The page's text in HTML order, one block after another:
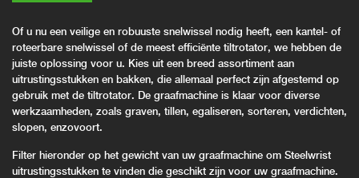
Of u nu een veilige en robuuste snelwissel nodig heeft, een kantel- of
roteerbare snelwissel of de meest efficiënte tiltrotator, we hebben de
juiste oplossing voor u. Kies uit een breed assortiment aan
uitrustingsstukken en bakken, die allemaal perfect zijn afgestemd op
gebruik met de tiltrotator. De graafmachine is klaar voor diverse
werkzaamheden, zoals graven, tillen, egaliseren, sorteren, verdichten,
slopen, enzovoort.
Filter hieronder op het gewicht van uw graafmachine om Steelwrist
uitrustingsstukken te vinden die geschikt zijn voor uw graafmachine.